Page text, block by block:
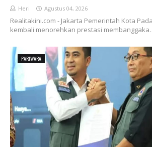
Heri Agustus 04, 2026
Realitakini.com - Jakarta Pemerintah Kota
kembali menorehkan prestasi
PARIWARA